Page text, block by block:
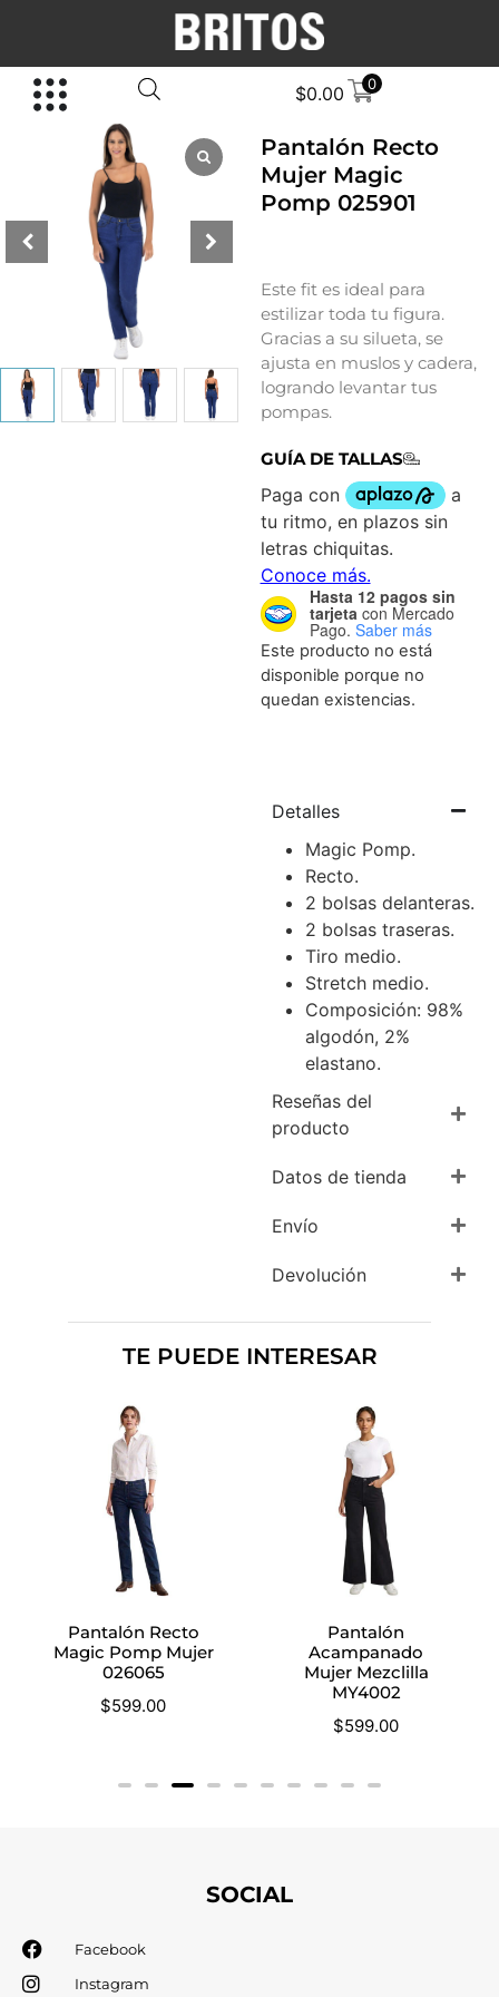
$0.00 0
Pantalón Recto
Mujer Magic
Pomp 025901
Este fit es ideal para
estilizar toda tu figura.
Gracias a su silueta, se
ajusta en muslos y cadera,
logrando levantar tus
pompas.
GUÍA DE TALLAS
Hasta 12 pagos sin
tarjetacon Mercado
Pago. Saber más
Este producto no está
disponible porque no
quedan existencias.
Detalles
Magic Pomp.
Recto.
2 bolsas delanteras.
2 bolsas traseras.
Tiro medio.
Stretch medio.
Composición: 98%
algodón, 2%
elastano.
Reseñas del
producto
Datos de tienda
Envío
Devolución
TE PUEDE INTERESAR
Pantalón Recto
Magic Pomp Mujer
026065
$599.00
Pantalón
Acampanado
Mujer Mezclilla
MY4002
$599.00
SOCIAL
Facebook
Instagram